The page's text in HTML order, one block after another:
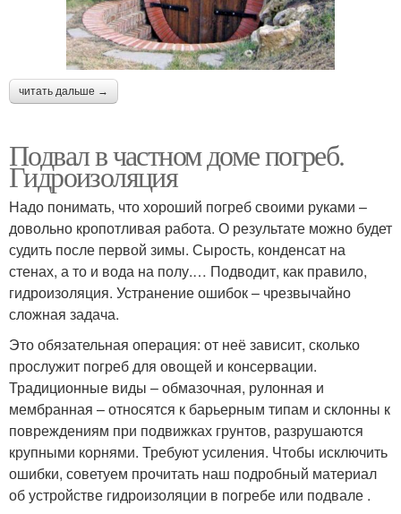
читать дальше →
Подвал в частном доме погреб.
Гидроизоляция
Надо понимать, что хороший погреб своими руками –
довольно кропотливая работа. О результате можно будет
судить после первой зимы. Сырость, конденсат на
стенах, а то и вода на полу.… Подводит, как правило,
гидроизоляция. Устранение ошибок – чрезвычайно
сложная задача.
Это обязательная операция: от неё зависит, сколько
прослужит погреб для овощей и консервации.
Традиционные виды – обмазочная, рулонная и
мембранная – относятся к барьерным типам и склонны к
повреждениям при подвижках грунтов, разрушаются
крупными корнями. Требуют усиления. Чтобы исключить
ошибки, советуем прочитать наш подробный материал
об устройстве гидроизоляции в погребе или подвале .